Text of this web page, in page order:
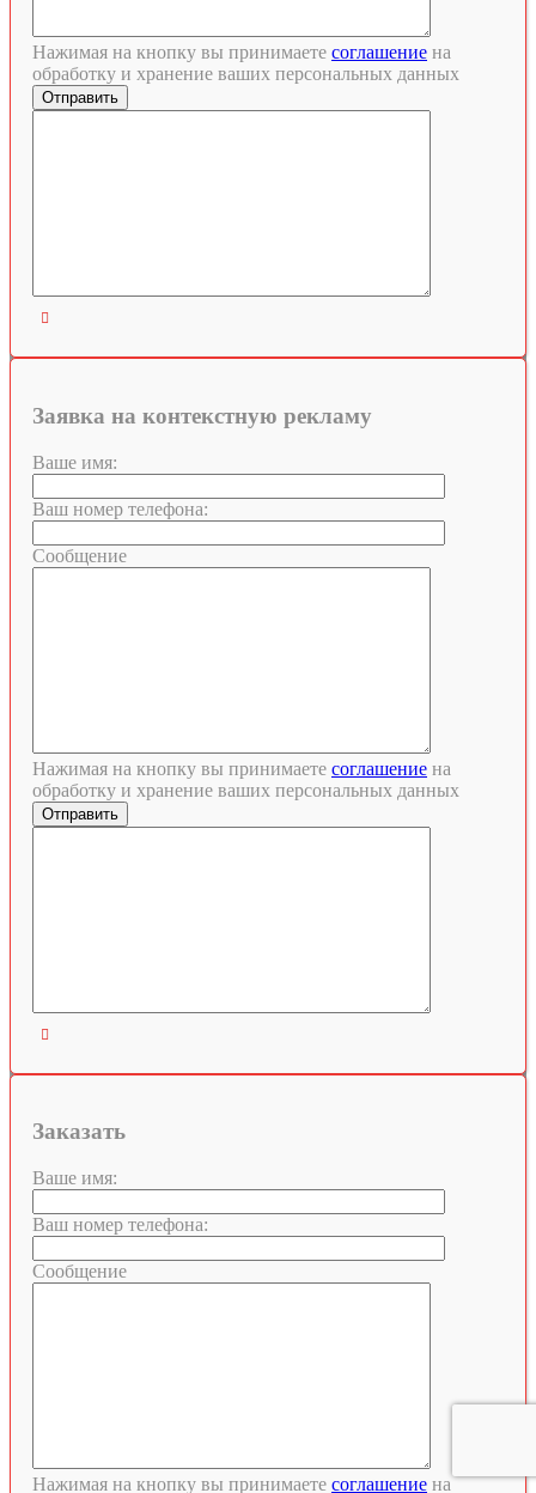
Нажимая на кнопку вы принимаете соглашение на
обработку и хранение ваших персональных данных

Заявка на контекстную рекламу
Ваше имя:
Ваш номер телефона:
Сообщение
Нажимая на кнопку вы принимаете соглашение на
обработку и хранение ваших персональных данных

Заказать
Ваше имя:
Ваш номер телефона:
Сообщение
Нажимая на кнопку вы принимаете соглашение на